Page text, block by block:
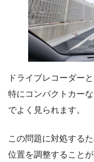
ドライブレコーダー
特にコンパクトカー
でよく見られます。
この問題に対処する
位置を調整することが